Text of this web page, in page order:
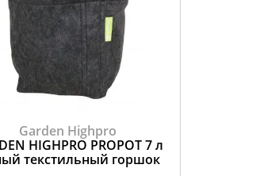
Garden Highpro
HIGHPRO PROPOT 7 л
текстильный горшок